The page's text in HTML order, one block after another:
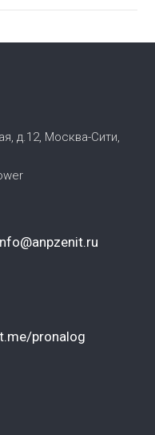
д.12, Москва-Сити,
t.me/pronalog